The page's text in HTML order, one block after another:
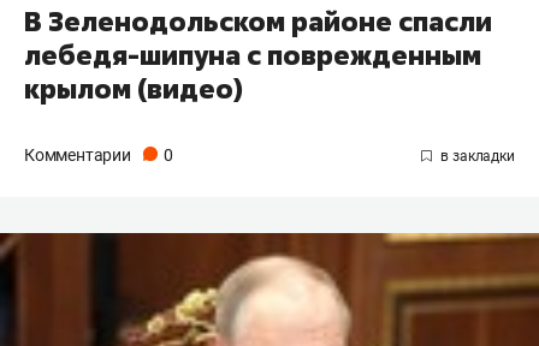
В Зеленодольском районе спасли
лебедя-шипуна с поврежденным
крылом (видео)
Комментарии 0